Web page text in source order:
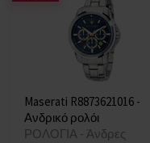
Maserati R8873621016 -
Ανδρικό ρολόι
ΡΟΛΟΓΙΑ - Άνδρες